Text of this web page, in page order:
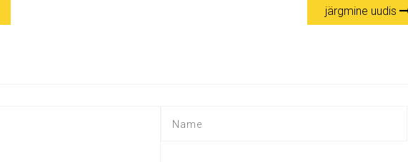
järgmine uudis